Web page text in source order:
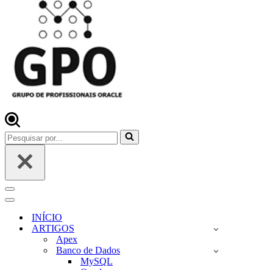
Pesquisar
por...
Menu
de
navegação
Menu
navegaçãoINÍCIO
ARTIGOS
Apex
Banco de Dados
MySQL